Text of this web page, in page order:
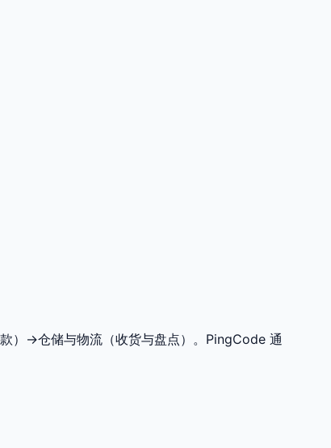
）→仓储与物流（收货与盘点）。PingCode 通